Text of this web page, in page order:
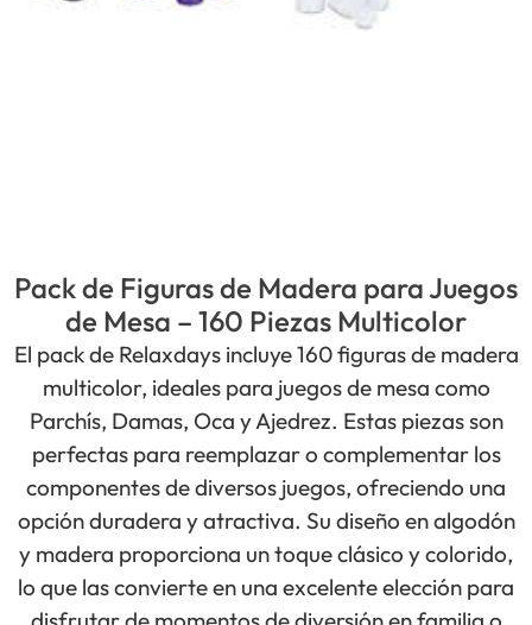
Pack de Figuras de Madera para Juegos
de Mesa – 160 Piezas Multicolor
El pack de Relaxdays incluye 160 figuras de madera
multicolor, ideales para juegos de mesa como
Parchís, Damas, Oca y Ajedrez. Estas piezas son
perfectas para reemplazar o complementar los
componentes de diversos juegos, ofreciendo una
opción duradera y atractiva. Su diseño en algodón
y madera proporciona un toque clásico y colorido,
lo que las convierte en una excelente elección para